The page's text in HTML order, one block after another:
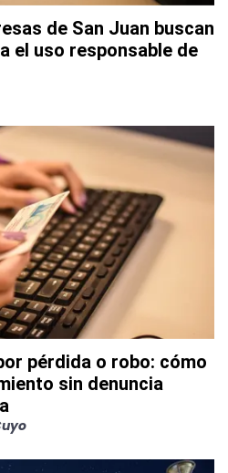
de San Juan buscan
el uso responsable de
pérdida o robo: cómo
sin denuncia